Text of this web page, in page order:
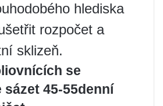
hlediska
rozpočet a
sklizeň.
se
45-55denní